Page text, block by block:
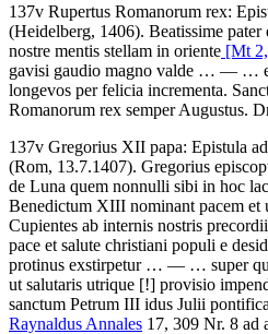
137v Rupertus Romanorum rex:
(Heidelberg, 1406). Beatissime
nostre mentis stellam in oriente [Mt
gavisi gaudio magno valde … — …
longevos per felicia incrementa.
Romanorum rex semper Augustus.
137v Gregorius XII papa: Epistula
(Rom, 13.7.1407). Gregorius
de Luna quem nonnulli sibi in hoc
Benedictum XIII nominant pacem et
Cupientes ab internis nostris
pace et salute christiani populi e
protinus exstirpetur… — … super
ut salutaris utrique [!] provisio
sanctum Petrum III idus Julii
Raynaldus Annales 17, 309 Nr. 8 ad